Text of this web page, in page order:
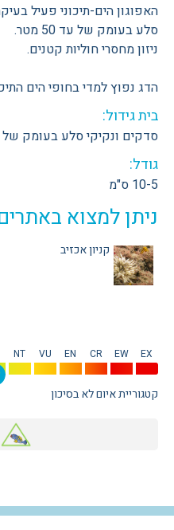
האפוגון הים-תיכוני פעיל
סלע בעומק של עד 50 מטר.
ניזון מחסרי חוליות קטנים.
הדג נפוץ למדי בחופי הים
בית גידול:
סדקים ונקיקי סלע בעומק של עד 50
גודל:
10-5 ס"מ
ניתן למצוא
קניון אכזיב
EX
EW
CR
EN
VU
NT
קטגוריית איום לא בסיכון